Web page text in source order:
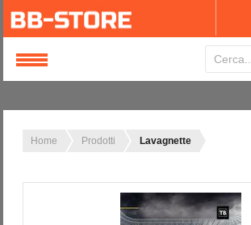
Home Prodotti Lavagnette
Login
Nome utente